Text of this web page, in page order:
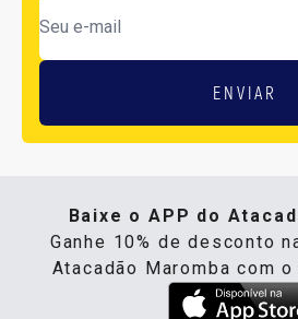
ENVIAR
Baixe o APP do
Ganhe 10% de desconto
Atacadão Maromba com